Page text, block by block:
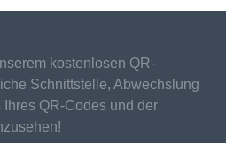
kostenlosen QR-
Schnittstelle, Abwechslung
QR-Codes und der